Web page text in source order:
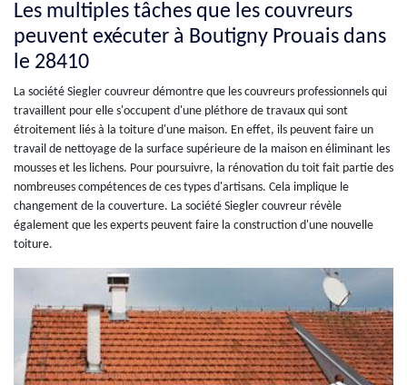
Les multiples tâches que les couvreurs
peuvent exécuter à Boutigny Prouais dans
le 28410
La société Siegler couvreur démontre que les couvreurs professionnels qui
travaillent pour elle s'occupent d'une pléthore de travaux qui sont
étroitement liés à la toiture d'une maison. En effet, ils peuvent faire un
travail de nettoyage de la surface supérieure de la maison en éliminant les
mousses et les lichens. Pour poursuivre, la rénovation du toit fait partie des
nombreuses compétences de ces types d'artisans. Cela implique le
changement de la couverture. La société Siegler couvreur révèle
également que les experts peuvent faire la construction d'une nouvelle
toiture.